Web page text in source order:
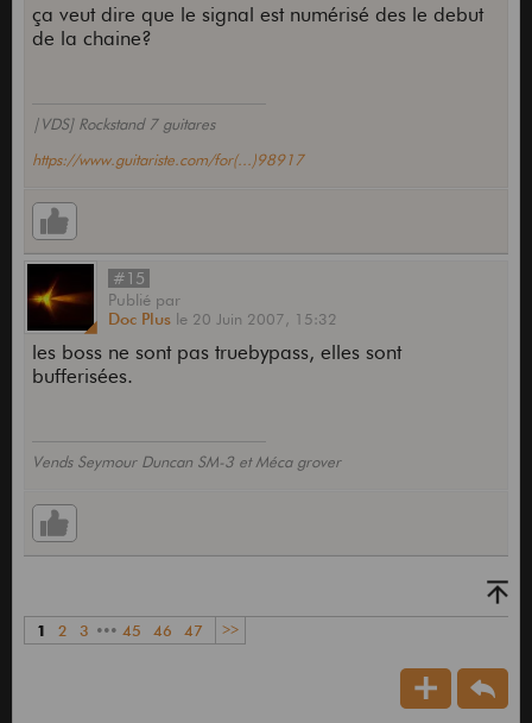
ça veut dire que le signal est numérisé des le debut
de la chaine?
|VDS] Rockstand 7 guitares
https://www.guitariste.com/for(...)98917
#15
Publié par
Doc Plus le 20 Juin 2007, 15:32
les boss ne sont pas truebypass, elles sont
bufferisées.
Vends Seymour Duncan SM-3 et Méca grover
1 2 3 ••• 45 46 47 >>